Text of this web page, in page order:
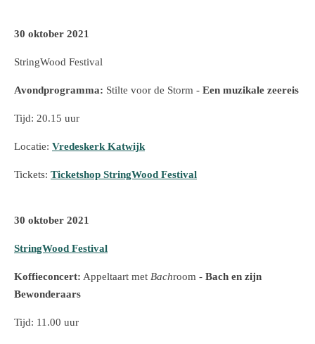
30 oktober 2021
StringWood Festival
Avondprogramma: Stilte voor de Storm - Een muzikale zeereis
Tijd: 20.15 uur
Locatie: Vredeskerk Katwijk
Tickets: Ticketshop StringWood Festival
30 oktober 2021
StringWood Festival
Koffieconcert: Appeltaart met Bachroom - Bach en zijn
Bewonderaars
Tijd: 11.00 uur